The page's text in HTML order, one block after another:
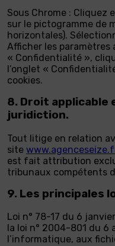
Sous Chrome : Cliquez
sur le pictogramme de
horizontales).
Afficher les paramètres
« Confidentialité »,
l’onglet «
cookies.
8. Droit
juridiction.
Tout litige en relation
site
est fait attribution
tribunaux compétents
9. Les principales
Loi n° 78-17 du 6
la loi n° 2004-801 du
l’informatique, aux